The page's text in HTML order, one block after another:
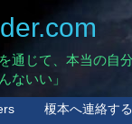
通じて、本当の
ないい」
榎本へ連絡す